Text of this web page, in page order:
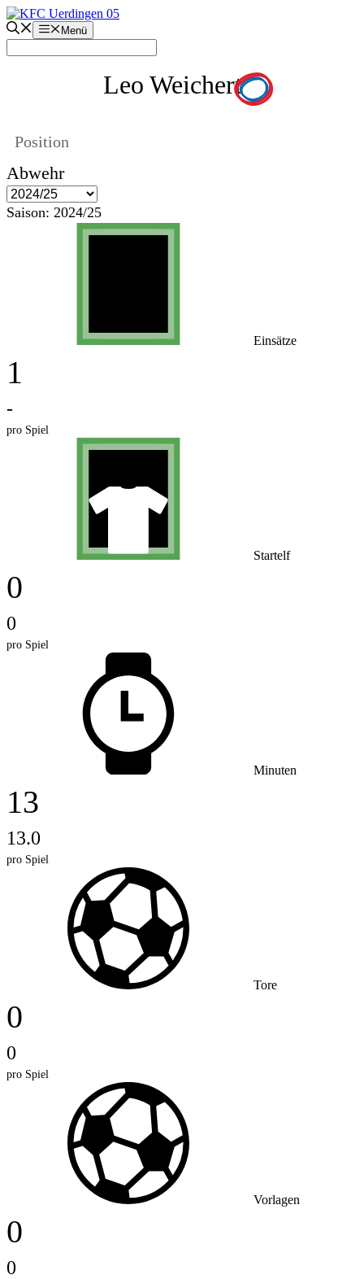
Zum
Inhalt
springen
Menü
Leo Weichert
Position
Abwehr
Saison: 2024/25
Einsätze
1
-
pro Spiel
Startelf
0
0
pro Spiel
Minuten
13
13.0
pro Spiel
Tore
0
0
pro Spiel
Vorlagen
0
0